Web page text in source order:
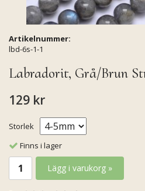
Artikelnummer:
lbd-6s-1-1
Labradorit, Grå/Brun
129 kr
Storlek
Finns i lager
Lägg i varukorg »